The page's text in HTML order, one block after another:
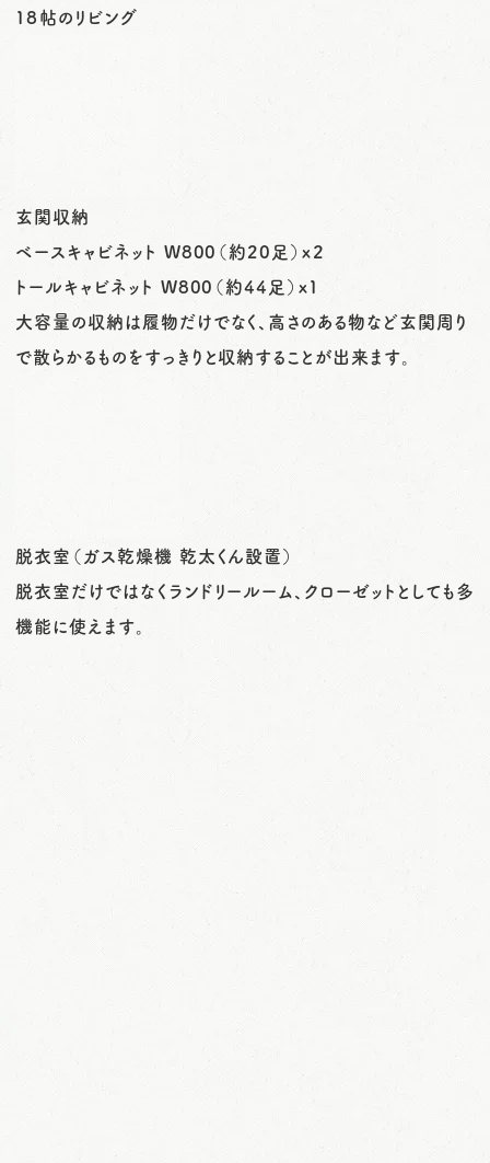
１８帖のリビング
玄関収納
ベースキャビネット W800（約20足）x２
トールキャビネット W800（約44足）x１
大容量の収納は履物だけでなく、高さのある物など玄関周り
で散らかるものをすっきりと収納することが出来ます。
脱衣室（ガス乾燥機 乾太くん設置）
脱衣室だけではなくランドリールーム、クローゼットとしても多
機能に使えます。